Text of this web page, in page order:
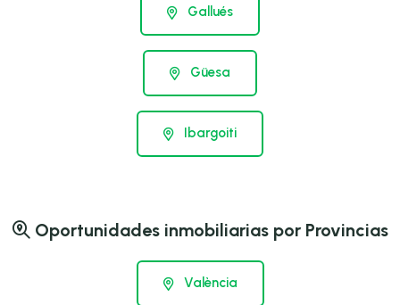
Gallués
Güesa
Ibargoiti
Oportunidades inmobiliarias por Provincias
València